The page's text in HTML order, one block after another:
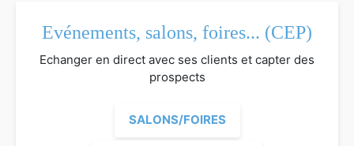
Evénements, salons, foires... (CEP)
Echanger en direct avec ses clients et capter des
prospects
SALONS/FOIRES